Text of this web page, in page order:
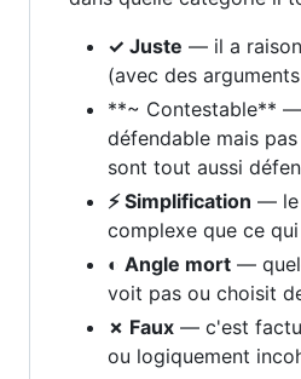
✓ Juste — il a
(avec des
**~ Contestable**
défendable mais
sont tout aussi
⚡ Simplification — le
complexe que ce
◐ Angle mort —
voit pas ou choisit
✗ Faux — c'est
ou logiquement